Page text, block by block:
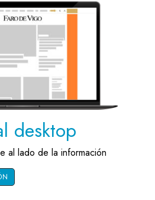
desktop
al lado de la información